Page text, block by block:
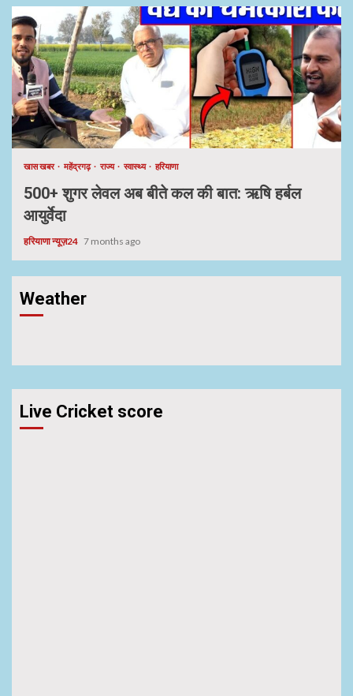
खास खबर महेंद्रगढ़ राज्य स्वास्थ्य हरियाणा
500+ शुगर लेवल अब बीते कल की बात: ऋषि हर्बल
आयुर्वेदा
हरियाणा न्यूज़24 7 months ago
Weather
Live Cricket score